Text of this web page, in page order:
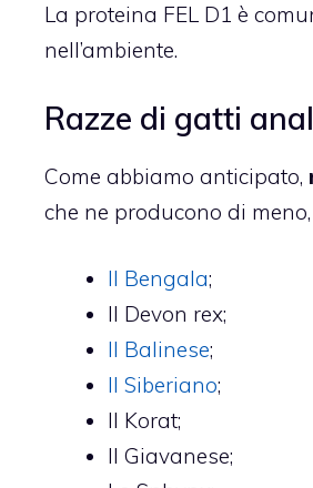
La proteina FEL D1 è
nell’ambiente.
Razze di gatti
Come abbiamo anticipato,
che ne producono di
Il Bengala;
Il Devon rex;
Il Balinese;
Il Siberiano;
Il Korat;
Il Giavanese;